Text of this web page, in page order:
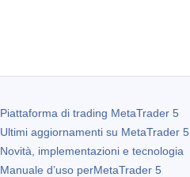
Piattaforma di trading MetaTrader 5
Ultimi aggiornamenti su MetaTrader 5
Novità, implementazioni e tecnologia
Manuale d’uso perMetaTrader 5